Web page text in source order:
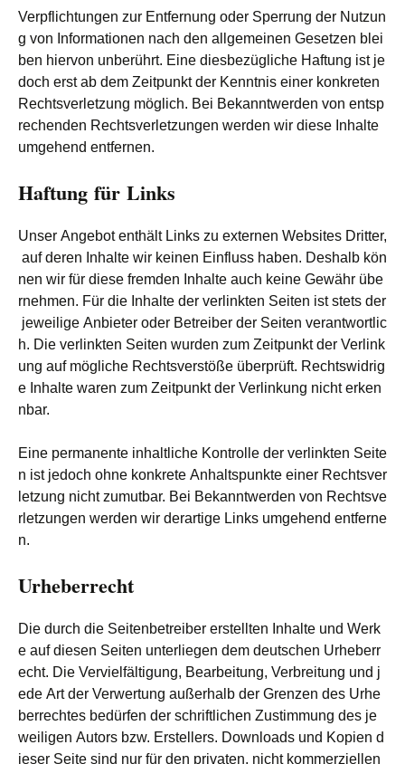
Verpflichtungen zur Entfernung oder Sperrung der Nutzun
g von Informationen nach den allgemeinen Gesetzen blei
ben hiervon unberührt. Eine diesbezügliche Haftung ist je
doch erst ab dem Zeitpunkt der Kenntnis einer konkreten
Rechtsverletzung möglich. Bei Bekanntwerden von entsp
rechenden Rechtsverletzungen werden wir diese Inhalte
umgehend entfernen.
Haftung für Links
Unser Angebot enthält Links zu externen Websites Dritter,
auf deren Inhalte wir keinen Einfluss haben. Deshalb kön
nen wir für diese fremden Inhalte auch keine Gewähr übe
rnehmen. Für die Inhalte der verlinkten Seiten ist stets der
jeweilige Anbieter oder Betreiber der Seiten verantwortlic
h. Die verlinkten Seiten wurden zum Zeitpunkt der Verlink
ung auf mögliche Rechtsverstöße überprüft. Rechtswidrig
e Inhalte waren zum Zeitpunkt der Verlinkung nicht erken
nbar.
Eine permanente inhaltliche Kontrolle der verlinkten Seite
n ist jedoch ohne konkrete Anhaltspunkte einer Rechtsver
letzung nicht zumutbar. Bei Bekanntwerden von Rechtsve
rletzungen werden wir derartige Links umgehend entferne
n.
Urheberrecht
Die durch die Seitenbetreiber erstellten Inhalte und Werk
e auf diesen Seiten unterliegen dem deutschen Urheberr
echt. Die Vervielfältigung, Bearbeitung, Verbreitung und j
ede Art der Verwertung außerhalb der Grenzen des Urhe
berrechtes bedürfen der schriftlichen Zustimmung des je
weiligen Autors bzw. Erstellers. Downloads und Kopien d
ieser Seite sind nur für den privaten, nicht kommerziellen